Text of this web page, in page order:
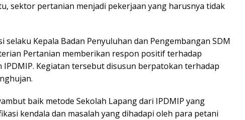
sektor pertanian menjadi pekerjaan yang harusnya tidak
selaku Kepala Badan Penyuluhan dan Pengembangan SDM
Pertanian memberikan respon positif terhadap
IPDMIP. Kegiatan tersebut disusun berpatokan terhadap
baik metode Sekolah Lapang dari IPDMIP yang
kendala dan masalah yang dihadapi oleh para petani